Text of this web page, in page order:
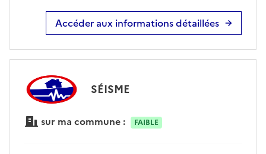
Accéder aux informations détaillées
SÉISME
sur ma commune : FAIBLE